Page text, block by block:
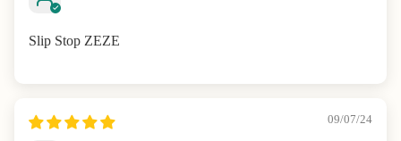
Slip Stop ZEZE
09/07/24